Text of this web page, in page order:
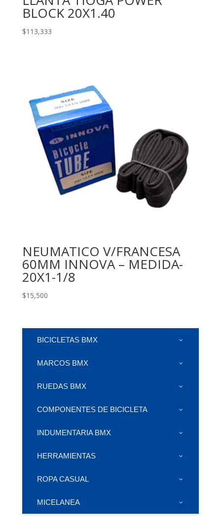
BLOCK 20X1.40
$113,333
NEUMATICO V/FRANCESA
60MM INNOVA – MEDIDA-
20X1-1/8
$15,500
BICICLETAS BMX
MARCOS BMX
RUEDAS BMX
COMPONENTES DE BICICLETA
INDUMENTARIA BMX
HERRAMIENTAS
ROPA CASUAL
MICELANEA